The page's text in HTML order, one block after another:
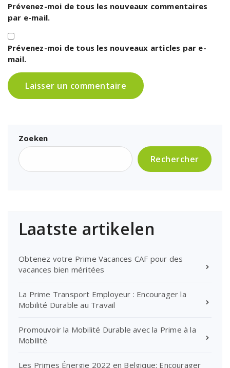
Prévenez-moi de tous les nouveaux commentaires
par e-mail.
Prévenez-moi de tous les nouveaux articles par e-
mail.
Zoeken
Rechercher
Laatste artikelen
Obtenez votre Prime Vacances CAF pour des
vacances bien méritées
La Prime Transport Employeur : Encourager la
Mobilité Durable au Travail
Promouvoir la Mobilité Durable avec la Prime à la
Mobilité
Les Primes Énergie 2022 en Belgique: Encourager